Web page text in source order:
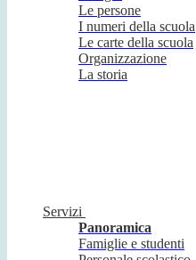
Le persone
I numeri della scuola
Le carte della scuola
Organizzazione
La storia
Servizi
Panoramica
Famiglie e studenti